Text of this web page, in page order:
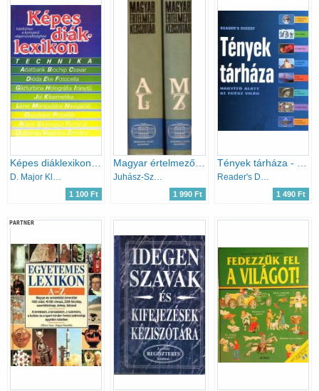
Képes diáklexikon - Technika
D. Major Klára (szerk.)
1 100 Ft
Magyar értelmező kéziszótár A-Ly - M-Zs - (két kötet)
Juhász-Szőke-O. Nagy-Kovalovszky
1 990 Ft
Tények tárháza - Nagyító alatt az egész világ
Reader's Digest Kiadó Kft.
1 490 Ft
PARTNER